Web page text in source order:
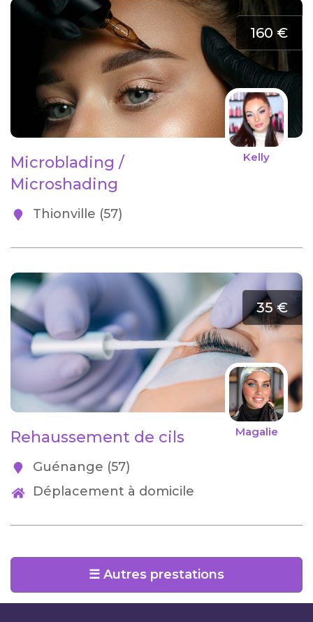
160 €
Kelly
Microblading /
Microshading
Thionville (57)
35 €
Magalie
Rehaussement de cils
Guénange (57)
Déplacement à domicile
☰ Autres prestations